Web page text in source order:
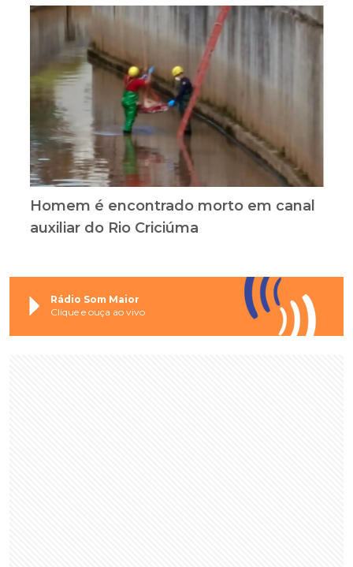
Homem é encontrado morto em canal
auxiliar do Rio Criciúma
Rádio Som Maior
Clique e ouça ao vivo